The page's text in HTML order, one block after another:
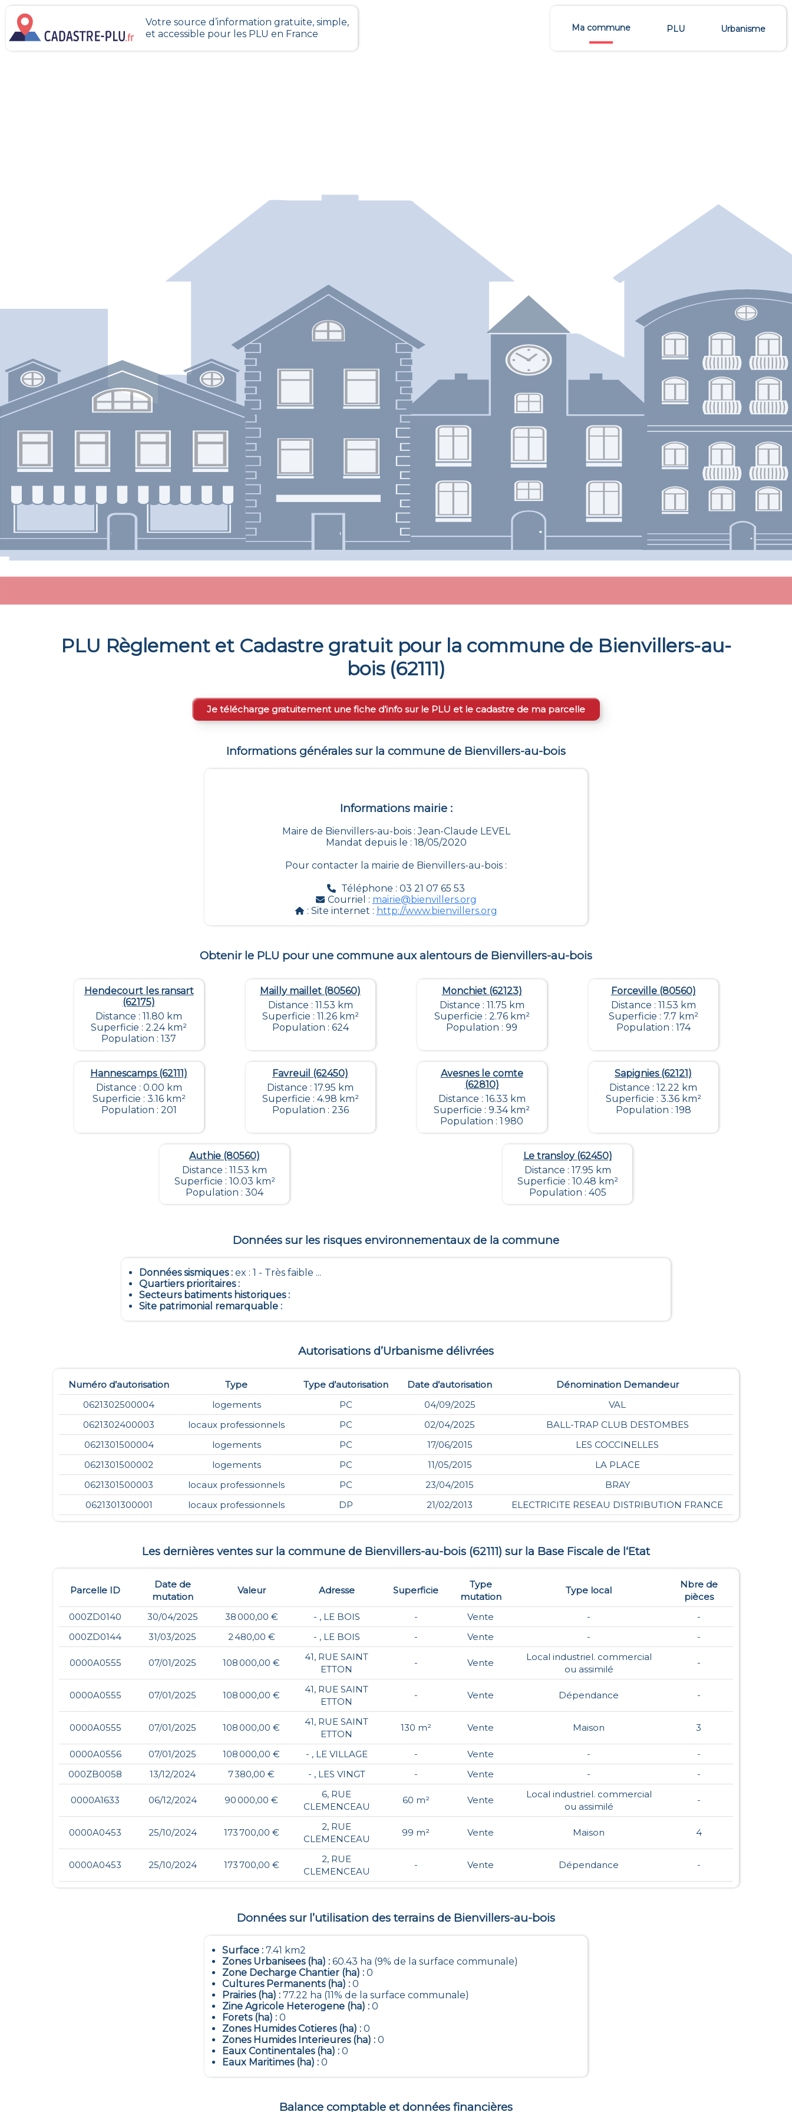
Votre source d’information gratuite, simple,
et accessible pour les PLU en France
Ma commune PLU Urbanisme
PLU Règlement et Cadastre gratuit pour la commune de Bienvillers-au-
bois(62111)
Je télécharge gratuitement une fiche d’info sur le PLU et le cadastre de ma parcelle
Informations générales sur la commune de Bienvillers-au-bois
Informations mairie :
Maire de Bienvillers-au-bois : Jean-Claude LEVEL
Mandat depuis le : 18/05/2020
Pour contacter la mairie de Bienvillers-au-bois :
Téléphone : 03 21 07 65 53
Courriel : mairie@bienvillers.org
: Site internet : http://www.bienvillers.org
Obtenir le PLU pour une commune aux alentours de Bienvillers-au-bois
Hendecourt les ransart
(62175)
Distance : 11.80 km
Superficie : 2.24 km²
Population : 137
Mailly maillet (80560)
Distance : 11.53 km
Superficie : 11.26 km²
Population : 624
Monchiet (62123)
Distance : 11.75 km
Superficie : 2.76 km²
Population : 99
Forceville (80560)
Distance : 11.53 km
Superficie : 7.7 km²
Population : 174
Hannescamps (62111)
Distance : 0.00 km
Superficie : 3.16 km²
Population : 201
Favreuil (62450)
Distance : 17.95 km
Superficie : 4.98 km²
Population : 236
Avesnes le comte
(62810)
Distance : 16.33 km
Superficie : 9.34 km²
Population : 1 980
Sapignies (62121)
Distance : 12.22 km
Superficie : 3.36 km²
Population : 198
Authie (80560)
Distance : 11.53 km
Superficie : 10.03 km²
Population : 304
Le transloy (62450)
Distance : 17.95 km
Superficie : 10.48 km²
Population : 405
Données sur les risques environnementaux de la commune
Données sismiques:ex : 1 - Très faible ...
Quartiers prioritaires:
Secteurs batiments historiques:
Site patrimonial remarquable :
Autorisations d’Urbanisme délivrées
Numéro d’autorisation Type Type d’autorisation Date d’autorisation
Dénomination Demandeur
0621302500004
logements PC 04/09/2025
VAL
0621302400003
locaux professionnels PC 02/04/2025
BALL-TRAP CLUB DESTOMBES
0621301500004
logements PC 17/06/2015
LES COCCINELLES
0621301500002
logements PC 11/05/2015
LA PLACE
0621301500003
locaux professionnels PC 23/04/2015
BRAY
0621301300001
locaux professionnels DP 21/02/2013 ELECTRICITE RESEAU DISTRIBUTION FRANCE
Les dernières ventes sur la commune de Bienvillers-au-bois (62111) sur la Base Fiscale de l‘Etat
Parcelle ID
Date de
mutation
Valeur Adresse Superficie
Type
mutation
Type local
Nbre de
pièces
000ZD0140
30/04/2025 38 000,00 € - , LE BOIS - Vente -
-
000ZD0144
31/03/2025 2 480,00 € - , LE BOIS - Vente - -
0000A0555 07/01/2025 108 000,00 €
41, RUE SAINT
ETTON
- Vente
Local industriel. commercial
ou assimilé
-
0000A0555 07/01/2025 108 000,00 €
41, RUE SAINT
ETTON
- Vente Dépendance -
0000A0555 07/01/2025 108 000,00 €
41, RUE SAINT
ETTON
130 m² Vente Maison 3
0000A0556 07/01/2025 108 000,00 € - , LE VILLAGE - Vente -
-
000ZB0058
13/12/2024 7 380,00 € - , LES VINGT - Vente - -
0000A1633 06/12/2024 90 000,00 €
6, RUE
CLEMENCEAU
60 m² Vente
Local industriel. commercial
ou assimilé
-
0000A0453 25/10/2024 173 700,00 €
2, RUE
CLEMENCEAU
99 m² Vente Maison 4
0000A0453 25/10/2024 173 700,00 €
2, RUE
CLEMENCEAU
- Vente Dépendance -
Données sur l’utilisation des terrains de Bienvillers-au-bois
Surface : 7.41 km2
Zones Urbanisees (ha) : 60.43 ha (9% de la surface communale)
Zone Decharge Chantier (ha) : 0
Cultures Permanents (ha) : 0
Prairies (ha) : 77.22 ha (11% de la surface communale)
Zine Agricole Heterogene (ha) : 0
Forets (ha) : 0
Zones Humides Cotieres (ha) : 0
Zones Humides Interieures (ha) : 0
Eaux Continentales (ha) : 0
Eaux Maritimes (ha) : 0
Balance comptable et données financières